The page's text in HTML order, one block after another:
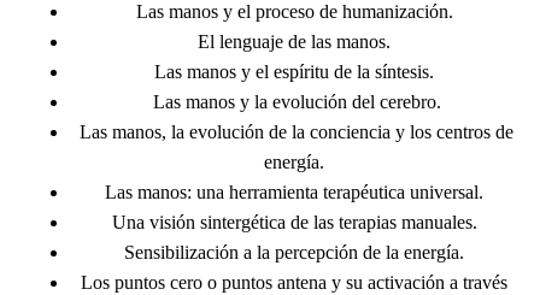
Las manos y el proceso de humanización.
El lenguaje de las manos.
Las manos y el espíritu de la síntesis.
Las manos y la evolución del cerebro.
Las manos, la evolución de la conciencia y los centros de
energía.
Las manos: una herramienta terapéutica universal.
Una visión sintergética de las terapias manuales.
Sensibilización a la percepción de la energía.
Los puntos cero o puntos antena y su activación a través